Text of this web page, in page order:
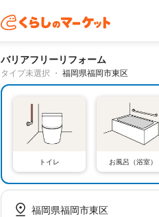
バリアフリーリフォーム
タイプ未選択 ・ 福岡県福岡市東区
トイレ お風呂（浴室）
福岡県福岡市東区